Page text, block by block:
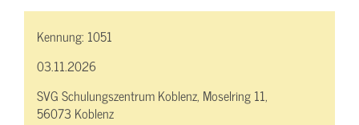
Kennung: 1051
03.11.2026
SVG Schulungszentrum Koblenz, Moselring 11,
56073 Koblenz